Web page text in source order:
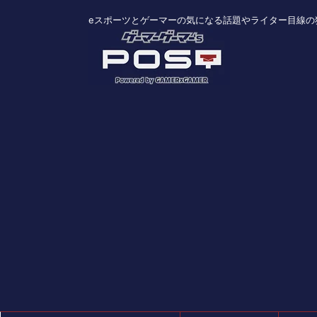
eスポーツとゲーマーの気になる話題やライター目線の